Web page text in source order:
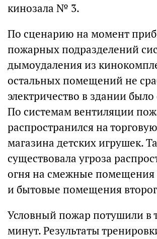
кинозала № 3.
По сценарию на момент
пожарных подразделений
дымоудаления из
остальных помещений не
электричество в здании
По системам вентиляции
распространился на
магазина детских игрушек.
существовала угроза
огня на смежные помещения
и бытовые помещения
Условный пожар потушили в
минут. Результаты